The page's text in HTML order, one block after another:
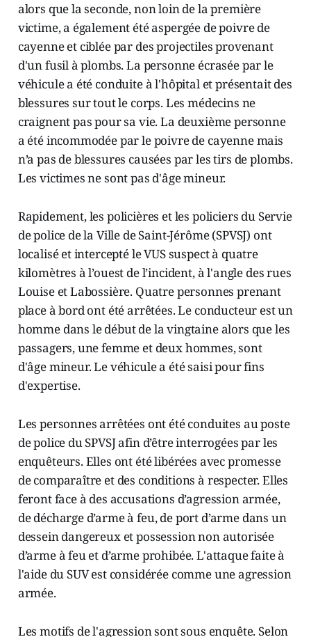
alors que la seconde, non loin de la première
victime, a également été aspergée de poivre de
cayenne et ciblée par des projectiles provenant
d'un fusil à plombs. La personne écrasée par le
véhicule a été conduite à l'hôpital et présentait des
blessures sur tout le corps. Les médecins ne
craignent pas pour sa vie. La deuxième personne
a été incommodée par le poivre de cayenne mais
n’a pas de blessures causées par les tirs de plombs.
Les victimes ne sont pas d'âge mineur.
Rapidement, les policières et les policiers du Servie
de police de la Ville de Saint-Jérôme (SPVSJ) ont
localisé et intercepté le VUS suspect à quatre
kilomètres à l’ouest de l’incident, à l'angle des rues
Louise et Labossière. Quatre personnes prenant
place à bord ont été arrêtées. Le conducteur est un
homme dans le début de la vingtaine alors que les
passagers, une femme et deux hommes, sont
d'âge mineur. Le véhicule a été saisi pour fins
d'expertise.
Les personnes arrêtées ont été conduites au poste
de police du SPVSJ afin d’être interrogées par les
enquêteurs. Elles ont été libérées avec promesse
de comparaître et des conditions à respecter. Elles
feront face à des accusations d’agression armée,
de décharge d’arme à feu, de port d’arme dans un
dessein dangereux et possession non autorisée
d’arme à feu et d’arme prohibée. L'attaque faite à
l'aide du SUV est considérée comme une agression
armée.
Les motifs de l'agression sont sous enquête. Selon